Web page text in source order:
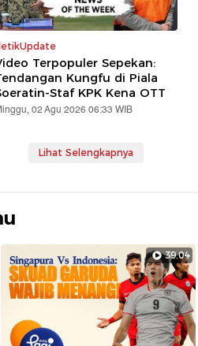
Terpopuler Sepekan:
Kungfu di Piala
Staf KPK Kena OTT
02 Agu 2026 06:33 WIB
Lihat Selengkapnya
39:04